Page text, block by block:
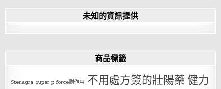
未知的資訊提供
商品標籤
Stenagra super p force副作用 不用處方簽的壯陽藥健力